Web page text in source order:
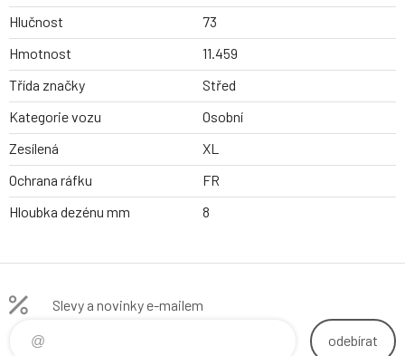
Hlučnost
73
Hmotnost
11.459
Třída značky
Střed
Kategorie vozu
Osobní
Zesílená
XL
Ochrana ráfku
FR
Hloubka dezénu mm
8
Slevy a novinky e-mailem
odebírat